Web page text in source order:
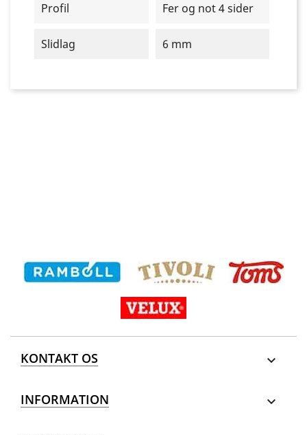
Profil Fer og not 4 sider
Slidlag 6 mm
KONTAKT OS 
INFORMATION 